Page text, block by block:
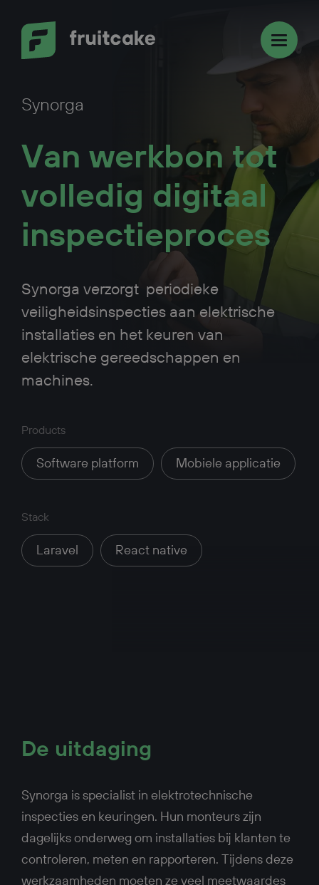
Synorga
Van werkbon tot
volledig digitaal
inspectieproces
Synorga verzorgt periodieke
veiligheidsinspecties aan elektrische
installaties en het keuren van
elektrische gereedschappen en
machines.
Products
Software platform Mobiele applicatie
Stack
Laravel React native
De uitdaging
Synorga is specialist in elektrotechnische
inspecties en keuringen. Hun monteurs zijn
dagelijks onderweg om installaties bij klanten te
controleren, meten en rapporteren. Tijdens deze
werkzaamheden moeten ze veel meetwaardes